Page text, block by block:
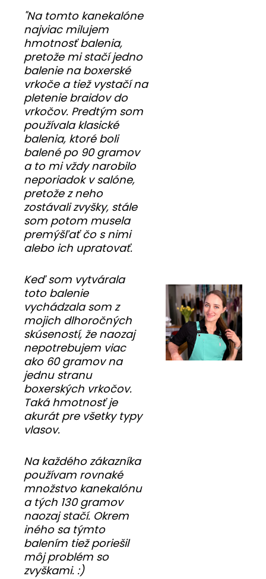
"Na tomto kanekalóne
najviac milujem
hmotnosť balenia,
pretože mi stačí jedno
balenie na boxerské
vrkoče a tiež vystačí na
pletenie braidov do
vrkočov. Predtým som
používala klasické
balenia, ktoré boli
balené po 90 gramov
a to mi vždy narobilo
neporiadok v salóne,
pretože z neho
zostávali zvyšky, stále
som potom musela
premýšľať čo s nimi
alebo ich upratovať.
Keď som vytvárala
toto balenie
vychádzala som z
mojich dlhoročných
skúseností, že naozaj
nepotrebujem viac
ako 60 gramov na
jednu stranu
boxerských vrkočov.
Taká hmotnosť je
akurát pre všetky typy
vlasov.
Na každého zákazníka
používam rovnaké
množstvo kanekalónu
a tých 130 gramov
naozaj stačí. Okrem
iného sa týmto
balením tiež poriešil
môj problém so
zvyškami. :)